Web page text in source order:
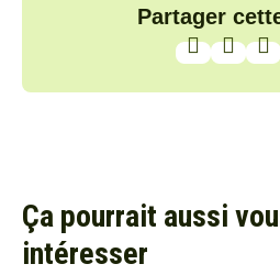
Partager
Ça pourrait aussi
intéresser